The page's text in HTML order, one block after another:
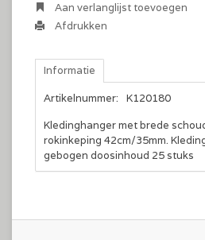
Aan verlanglijst toevoegen
Afdrukken
Informatie
Artikelnummer:
K120180
Kledinghanger met brede
rokinkeping 42cm/35mm.
gebogen doosinhoud 25 stuks